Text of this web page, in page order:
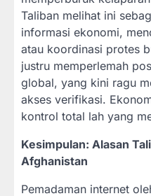
Taliban melihat ini
informasi ekonomi,
atau koordinasi protes
justru memperlemah
global, yang kini ragu
akses verifikasi.
kontrol total lah yang
Kesimpulan: Alasan
Afghanistan
Pemadaman internet